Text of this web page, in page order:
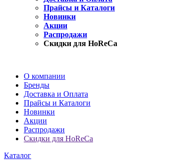
Прайсы и Каталоги
Новинки
Акции
Распродажи
Скидки для HoReCa
О компании
Бренды
Доставка и Оплата
Прайсы и Каталоги
Новинки
Акции
Распродажи
Скидки для HoReCa
Каталог